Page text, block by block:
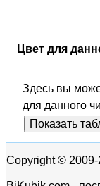
Цвет для
Здесь вы
для данного
Показать
Copyright ©